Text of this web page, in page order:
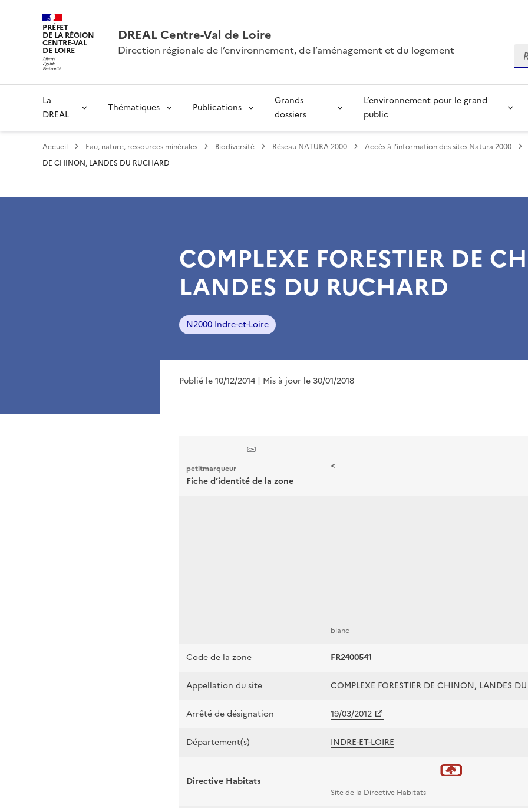
PRÉFET
DE LA RÉGION
CENTRE-VAL
DE LOIRE
DREAL Centre-Val de Loire
Direction régionale de l’environnement, de l’aménagement et du logement
La
DREAL
Thématiques Publications
Grands
dossiers
L’environnement pour le grand
public
Accueil Eau, nature, ressources minérales Biodiversité Réseau NATURA 2000 Accès à l’information des sites Natura 2000
DE CHINON, LANDES DU RUCHARD
COMPLEXE FORESTIER DE
LANDES DU RUCHARD
N2000 Indre-et-Loire
Publié le 10/12/2014 | Mis à jour le 30/01/2018
petitmarqueur
Fiche d’identité de la zone
<
blanc
Code de la zone FR2400541
Appellation du site COMPLEXE FORESTIER DE CHINON, LANDES
Arrêté de désignation 19/03/2012
Département(s) INDRE-ET-LOIRE
Directive Habitats
Site de la Directive Habitats